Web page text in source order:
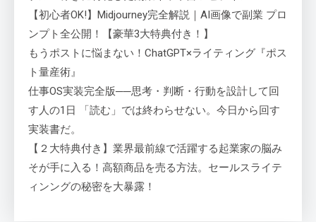
【初心者OK!】Midjourney完全解説｜AI画像で副業 プロ
ンプト全公開！【豪華3大特典付き！】
もうポストに悩まない！ChatGPT×ライティング『ポス
ト量産術』
仕事OS実装完全版──思考・判断・行動を設計して回
す人の1日 「読む」では終わらせない。今日から回す
実装書だ。
【２大特典付き】業界最前線で活躍する起業家の脳み
そが手に入る！高額商品を売る方法。セールスライテ
ィンングの秘密を大暴露！